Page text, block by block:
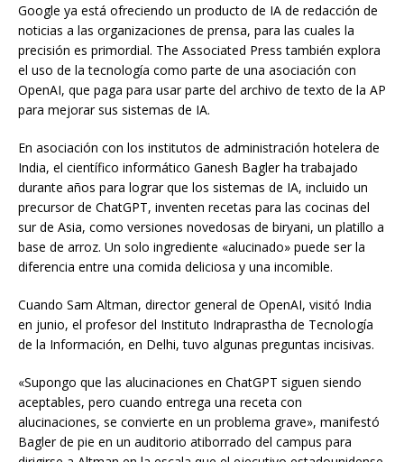
Google ya está ofreciendo un producto de IA de redacción de
noticias a las organizaciones de prensa, para las cuales la
precisión es primordial. The Associated Press también explora
el uso de la tecnología como parte de una asociación con
OpenAI, que paga para usar parte del archivo de texto de la AP
para mejorar sus sistemas de IA.
En asociación con los institutos de administración hotelera de
India, el científico informático Ganesh Bagler ha trabajado
durante años para lograr que los sistemas de IA, incluido un
precursor de ChatGPT, inventen recetas para las cocinas del
sur de Asia, como versiones novedosas de biryani, un platillo a
base de arroz. Un solo ingrediente «alucinado» puede ser la
diferencia entre una comida deliciosa y una incomible.
Cuando Sam Altman, director general de OpenAI, visitó India
en junio, el profesor del Instituto Indraprastha de Tecnología
de la Información, en Delhi, tuvo algunas preguntas incisivas.
«Supongo que las alucinaciones en ChatGPT siguen siendo
aceptables, pero cuando entrega una receta con
alucinaciones, se convierte en un problema grave», manifestó
Bagler de pie en un auditorio atiborrado del campus para